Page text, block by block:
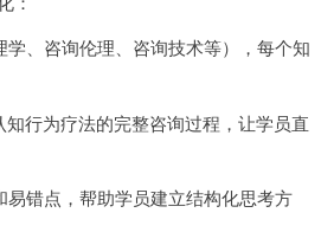
学、咨询伦理、咨询技术等），每个知
知行为疗法的完整咨询过程，让学员直
易错点，帮助学员建立结构化思考方